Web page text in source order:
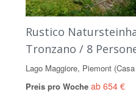
Rustico
Tronzano / 8
Lago Maggiore, Piemont
Preis pro Woche ab 654 €